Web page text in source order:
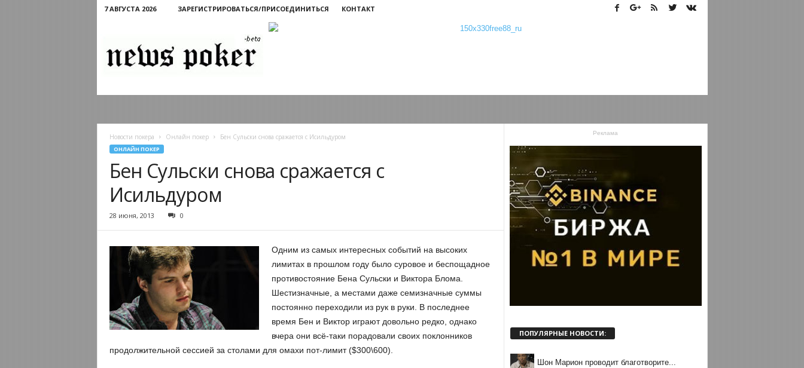
7 АВГУСТА 2026 ЗАРЕГИСТРИРОВАТЬСЯ/ПРИСОЕДИНИТЬСЯ КОНТАКТ
Новости покера Онлайн покер Бен Сульски снова сражается с Исильдуром
ОНЛАЙН ПОКЕР
Бен Сульски снова сражается с
Исильдуром
28 июня, 2013 0
Одним из самых интересных событий на высоких
лимитах в прошлом году было суровое и беспощадное
противостояние Бена Сульски и Виктора Блома.
Шестизначные, а местами даже семизначные суммы
постоянно переходили из рук в руки. В последнее
время Бен и Виктор играют довольно редко, однако
вчера они всё-таки порадовали своих поклонников
продолжительной сессией за столами для омахи пот-лимит ($300\600).
Реклама
ПОПУЛЯРНЫЕ НОВОСТИ:
Шон Марион проводит благотворите...